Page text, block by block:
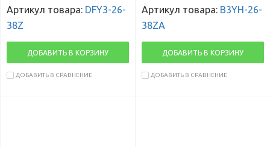
Артикул товара: DFY3-26-
38Z
ДОБАВИТЬ В КОРЗИНУ
ДОБАВИТЬ В СРАВНЕНИЕ
Артикул товара: B3YH-26-
38ZA
ДОБАВИТЬ В КОРЗИНУ
ДОБАВИТЬ В СРАВНЕНИЕ